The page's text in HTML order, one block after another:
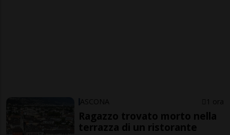
ASCONA 1 ora
Ragazzo trovato morto nella
terrazza di un ristorante